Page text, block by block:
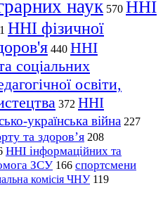
наук 570 ННІ
ННІ фізичної
440 ННІ
соціальних
освіти,
372 ННІ
українська війна 227
та здоров’я 208
ННІ інформаційних та
ЗСУ 166 спортсмени
комісія ЧНУ 119